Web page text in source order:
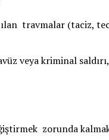
travmalar (taciz,
veya kriminal saldırı,
zorunda